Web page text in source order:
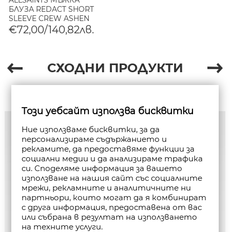
БЛУЗА REDACT SHORT
SLEEVE CREW ASHEN
WHITE
€72,00/140,82лв.
СХОДНИ ПРОДУКТИ
Този уебсайт използва бисквитки
Ние използваме бисквитки, за да
персонализираме съдържанието и
рекламите, да предоставяме функции за
социални медии и да анализираме трафика
си. Споделяме информация за вашето
използване на нашия сайт със социалните
мрежи, рекламните и аналитичните ни
партньори, които могат да я комбинират
с друга информация, предоставена от вас
или събрана в резултат на използването
на техните услуги.